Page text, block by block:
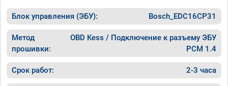
Блок управления (ЭБУ): Bosch_EDC16CP31
Метод
прошивки:
OBD Kess / Подключение к разъему ЭБУ
PCM 1.4
Срок работ: 2-3 часа